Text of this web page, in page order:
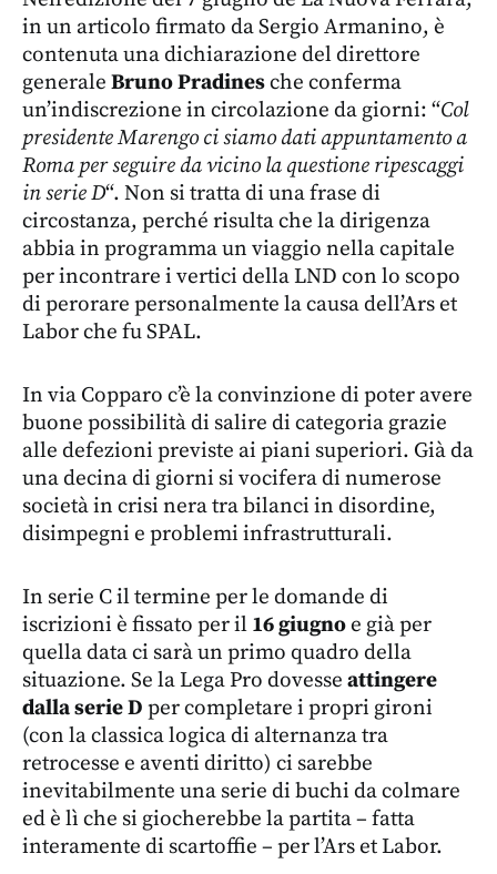
in un articolo firmato da Sergio Armanino, è
contenuta una dichiarazione del direttore
generale Bruno Pradinesche conferma
un’indiscrezione in circolazione da giorni: “Col
presidente Marengo ci siamo dati appuntamento a
Roma per seguire da vicino la questione ripescaggi
in serie D“. Non si tratta di una frase di
circostanza, perché risulta che la dirigenza
abbia in programma un viaggio nella capitale
per incontrare i vertici della LND con lo scopo
di perorare personalmente la causa dell’Ars et
Labor che fu SPAL.
In via Copparo c’è la convinzione di poter avere
buone possibilità di salire di categoria grazie
alle defezioni previste ai piani superiori. Già da
una decina di giorni si vocifera di numerose
società in crisi nera tra bilanci in disordine,
disimpegni e problemi infrastrutturali.
In serie C il termine per le domande di
iscrizioni è fissato per il 16 giugnoe già per
quella data ci sarà un primo quadro della
situazione. Se la Lega Pro dovesse attingere
dalla serie D per completare i propri gironi
(con la classica logica di alternanza tra
retrocesse e aventi diritto) ci sarebbe
inevitabilmente una serie di buchi da colmare
ed è lì che si giocherebbe la partita – fatta
interamente di scartoffie – per l’Ars et Labor.